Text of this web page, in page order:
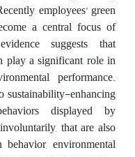
employees’ green
a central focus of
suggests that
play a significant role in
performance.
sustainability-enhancing
displayed by
that are also
behavior, environmental